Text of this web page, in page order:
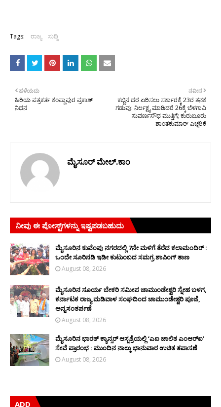
Tags: ರಾಜ್ಯ ಸುದ್ದಿ
ನವೀನ
ಕಬ್ಬಿನ ದರ ಏರಿಸಲು ಸರ್ಕಾರಕ್ಕೆ 23ರ ತನಕ
ಗಡುವು: ನಿರ್ಲಕ್ಷ್ಯ ಮಾಡಿದರೆ 26ಕ್ಕೆ ಬೆಳಗಾವಿ
ಸುವರ್ಣಸೌಧ ಮುತ್ತಿಗೆ; ಕುರುಬೂರು
ಶಾಂತಕುಮಾರ್ ಎಚ್ಚರಿಕೆ
ಹಳೆಯದು
ಹಿರಿಯ ಪತ್ರಕರ್ತ ಕಂಪ್ಲಾಪುರ ಪ್ರಕಾಶ್
ನಿಧನ
ಮೈಸೂರ್ ಮೇಲ್.ಕಾಂ
ನೀವು ಈ ಪೋಸ್ಟ್‌ಗಳನ್ನು ಇಷ್ಟಪಡಬಹುದು
ಮೈಸೂರಿನ ಕುವೆಂಪು ನಗರದಲ್ಲಿ 7ನೇ ಮಳಿಗೆ ತೆರೆದ ಕಲಾಮಂದಿರ್ :
ಒಂದೇ ಸೂರಿನಡಿ ಇಡೀ ಕುಟುಂಬದ ಸಮಗ್ರ ಶಾಪಿಂಗ್ ತಾಣ
August 08, 2026
ಮೈಸೂರಿನ ಸೂರ್ಯ ಬೇಕರಿ ಸಮೀಪ ಚಾಮುಂಡೇಶ್ವರಿ ಸ್ನೇಹ ಬಳಗ,
ಕರ್ನಾಟಕ ರಾಜ್ಯ ಮಡಿವಾಳ ಸಂಘದಿಂದ ಚಾಮುಂಡೇಶ್ವರಿ ಪೂಜೆ,
ಅನ್ನಸಂತರ್ಪಣೆ
August 08, 2026
ಮೈಸೂರಿನ ಭಾರತ್ ಕ್ಯಾನ್ಸರ್ ಆಸ್ಪತ್ರೆಯಲ್ಲಿ ‘ಎಐ ಚಾಲಿತ ಎಂಆರ್‌ಐ’
ಸೇವೆ ಪ್ರಾರಂಭ : ಮುಂದಿನ ನಾಲ್ಕು ಭಾನುವಾರ ಉಚಿತ ತಪಾಸಣೆ
August 08, 2026
ADD